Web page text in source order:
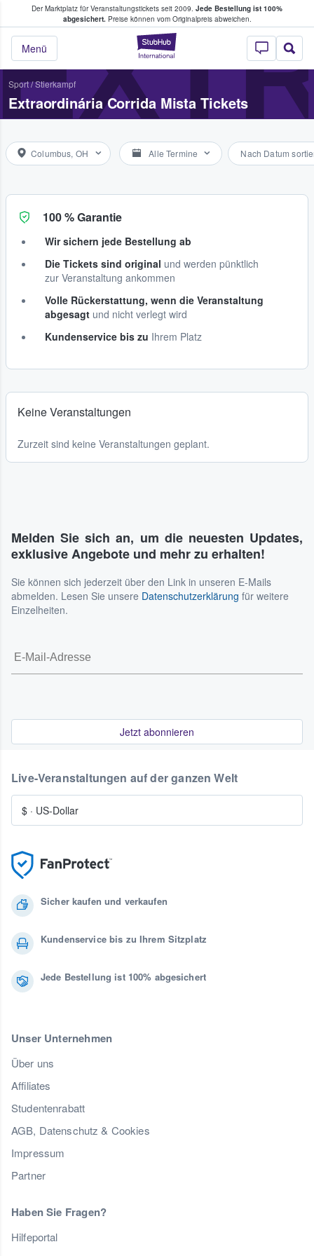
Der Marktplatz für Veranstaltungstickets seit 2009. Jede Bestellung ist 100%
abgesichert.Preise können vom Originalpreis abweichen.
StubHub - Wo
Menü
Tickets kaufen & verkaufen
Sport/Stierkampf
Extraordinária Corrida Mista Tickets
Columbus, OH Alle Termine Nach Datum
100 % Garantie
Wir sichern jede Bestellung ab
Die Tickets sind original und werden pünktlich
zur Veranstaltung ankommen
Volle Rückerstattung, wenn die Veranstaltung
abgesagt und nicht verlegt wird
Kundenservice bis zu Ihrem Platz
Keine Veranstaltungen
Zurzeit sind keine Veranstaltungen geplant.
Melden Sie sich an, um die neuesten Updates,
exklusive Angebote und mehr zu erhalten!
Sie können sich jederzeit über den Link in unseren E-Mails
abmelden. Lesen Sie unsere Datenschutzerklärung für weitere
Einzelheiten.
Jetzt abonnieren
Sicher kaufen und verkaufen
Kundenservice bis zu Ihrem Sitzplatz
Jede Bestellung ist 100% abgesichert
Unser Unternehmen
Über uns
Affiliates
Studentenrabatt
AGB, Datenschutz & Cookies
Impressum
Partner
Haben Sie Fragen?
Hilfeportal
Live-Veranstaltungen auf der ganzen Welt
$ · US-Dollar